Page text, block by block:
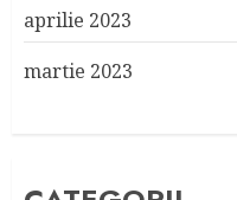
aprilie 2023
martie 2023